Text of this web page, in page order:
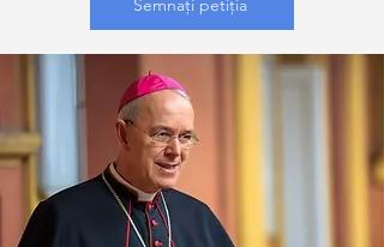
Semnați petiția